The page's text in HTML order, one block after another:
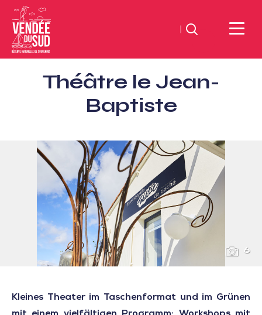
Sud
Vendée
Suchen
Théâtre le Jean-
Baptiste
6
Kleines Theater im Taschenformat und im Grünen